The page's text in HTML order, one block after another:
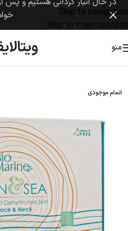
Skip to navigation
Skip to main content
منو
مراقبت
اتمام موجودی